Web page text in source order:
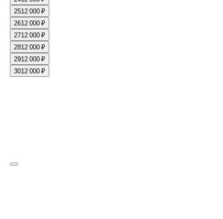
2512 000 ₽
2612 000 ₽
2712 000 ₽
2812 000 ₽
2912 000 ₽
3012 000 ₽